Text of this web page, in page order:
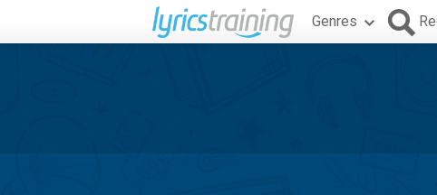
Genres